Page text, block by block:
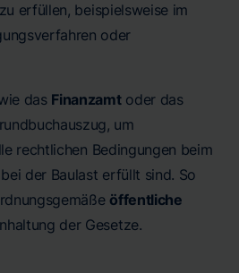
erfüllen, beispielsweise im
oder
das Finanzamtoder das
um
rechtlichen Bedingungen beim
der Baulast erfüllt sind. So
öffentliche
der Gesetze.